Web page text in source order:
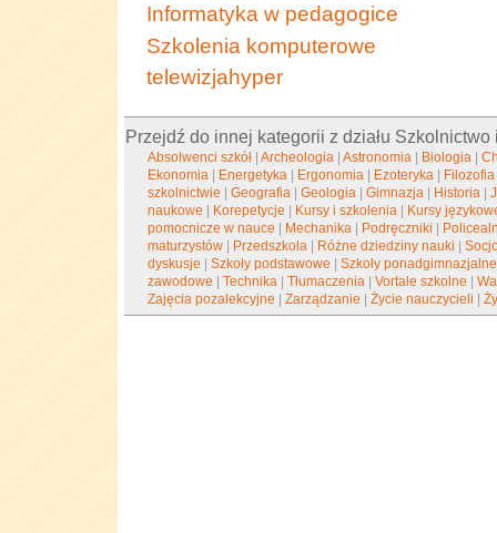
Informatyka w pedagogice
Szkolenia komputerowe
telewizjahyper
Przejdź do innej kategorii z działu Szkolnictwo
Absolwenci szkół |Archeologia |Astronomia Biologia |
Ekonomia
Energetyka Ergonomia Ezoteryka Filozofia
szkolnictwie |Geografia |Geologia |Gimnazja Historia |
naukowe
Korepetycje Kursy i szkolenia
Kursy
pomocnicze w nauce
Mechanika Podręczniki
maturzystów
Przedszkola Różne dziedziny nauki |
dyskusje |Szkoły podstawowe |Szkoły ponadgimnazjalne
zawodowe |Technika |Tłumaczenia |Vortale szkolne |
Zajęcia pozalekcyjne |Zarządzanie |Życie nauczycieli |